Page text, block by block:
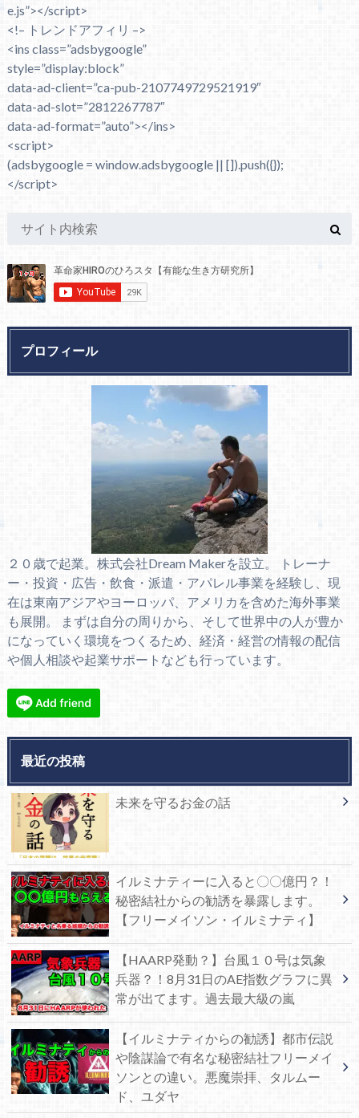
e.js”></script>
<!– トレンドアフィリ –>
<ins class=”adsbygoogle”
style=”display:block”
data-ad-client=”ca-pub-2107749729521919″
data-ad-slot=”2812267787″
data-ad-format=”auto”></ins>
<script>
(adsbygoogle = window.adsbygoogle || []).push({});
</script>
プロフィール
２０歳で起業。株式会社Dream Makerを設立。 トレーナ
ー・投資・広告・飲食・派遣・アパレル事業を経験し、現
在は東南アジアやヨーロッパ、アメリカを含めた海外事業
も展開。 まずは自分の周りから、そして世界中の人が豊か
になっていく環境をつくるため、経済・経営の情報の配信
や個人相談や起業サポートなども行っています。
最近の投稿
未来を守るお金の話
イルミナティーに入ると〇〇億円？！
秘密結社からの勧誘を暴露します。
【フリーメイソン・イルミナティ】
【HAARP発動？】台風１０号は気象
兵器？！8月31日のAE指数グラフに異
常が出てます。過去最大級の嵐
【イルミナティからの勧誘】都市伝説
や陰謀論で有名な秘密結社フリーメイ
ソンとの違い。悪魔崇拝、タルムー
ド、ユダヤ